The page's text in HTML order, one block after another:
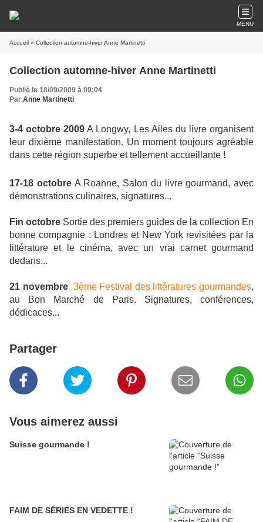
MENU
Accueil » Collection automne-hiver Anne Martinetti
Collection automne-hiver Anne Martinetti
Publié le 18/09/2009 à 09:04
Par Anne Martinetti
3-4 octobre 2009 A Longwy, Les Ailes du livre organisent
leur dixième manifestation. Un moment toujours agréable
dans cette région superbe et tellement accueillante !
17-18 octobre A Roanne, Salon du livre gourmand, avec
démonstrations culinaires, signatures...
Fin octobre Sortie des premiers guides de la collection En
bonne compagnie : Londres et New York revisitées par la
littérature et le cinéma, avec un vrai carnet gourmand
dedans...
21 novembre 3ème Festival des littératures gourmandes,
au Bon Marché de Paris. Signatures, conférences,
dédicaces...
Partager
Vous aimerez aussi
Suisse gourmande !
FAIM DE SÉRIES EN VEDETTE !